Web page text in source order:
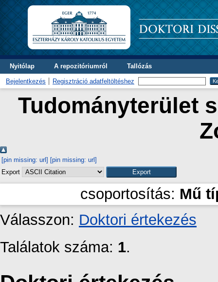
Nyitólap A repozitóriumról Tallózás
Bejelentkezés Regisztráció adatfeltöltéshez
Tudományterület
[pin missing: url] [pin missing: url]
Export
csoportosítás: Mű
Válasszon: Doktori értekezés
Találatok száma: 1.